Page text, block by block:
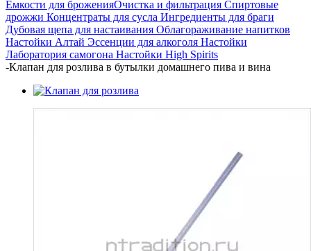
Емкости для броженияОчистка и фильтрация Спиртовые
дрожжи Концентраты для сусла Ингредиенты для браги
Дубовая щепа для настаивания Облагораживание напитков
Настойки Алтай Эссенции для алкоголя Настойки
Лаборатория самогона Настойки High Spirits
-Клапан для розлива в бутылки домашнего пива и вина